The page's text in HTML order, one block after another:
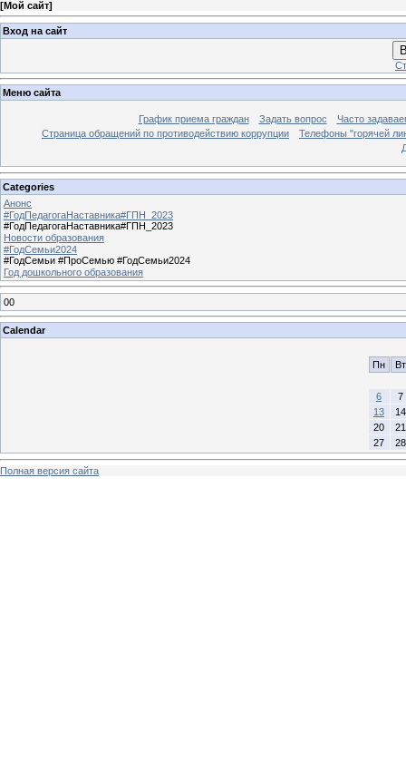
[Мой сайт]
Вход на сайт
Меню сайта
График приема граждан Задать вопрос
Часто
Страница обращений по противодействию коррупции
Телефоны "горячей
Categories
Анонс
#ГодПедагогаНаставника#ГПН_2023
#ГодПедагогаНаставника#ГПН_2023
Новости образования
#ГодСемьи2024
#ГодСемьи #ПроСемью #ГодСемьи2024
Год дошкольного образования
00
Calendar
Пн Вт
6
7
13
14
20
21
27
28
Полная версия сайта